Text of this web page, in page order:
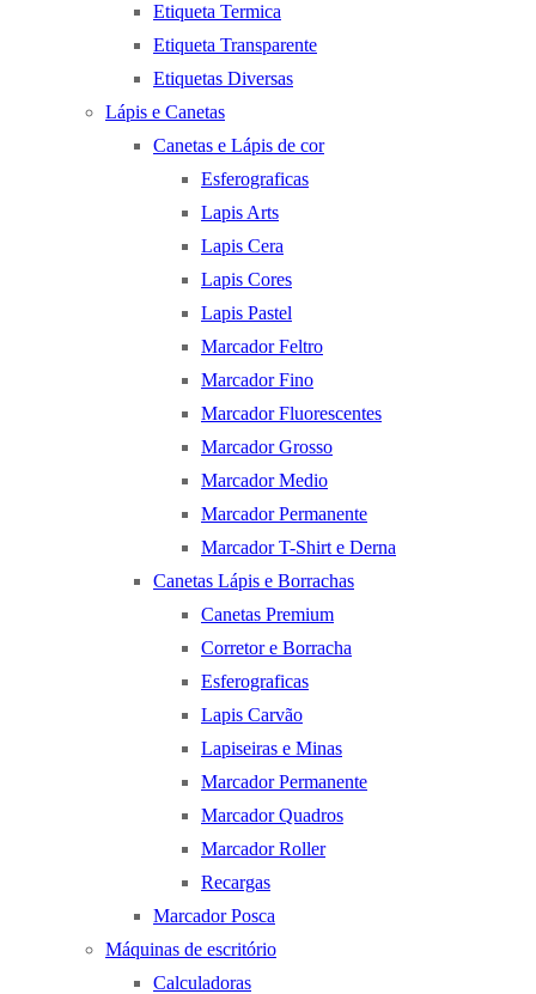
Etiqueta Termica
Etiqueta Transparente
Etiquetas Diversas
Lápis e Canetas
Canetas e Lápis de cor
Esferograficas
Lapis Arts
Lapis Cera
Lapis Cores
Lapis Pastel
Marcador Feltro
Marcador Fino
Marcador Fluorescentes
Marcador Grosso
Marcador Medio
Marcador Permanente
Marcador T-Shirt e Derna
Canetas Lápis e Borrachas
Canetas Premium
Corretor e Borracha
Esferograficas
Lapis Carvão
Lapiseiras e Minas
Marcador Permanente
Marcador Quadros
Marcador Roller
Recargas
Marcador Posca
Máquinas de escritório
Calculadoras